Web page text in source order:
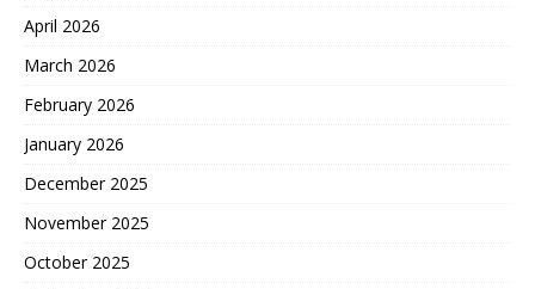
April 2026
March 2026
February 2026
January 2026
December 2025
November 2025
October 2025